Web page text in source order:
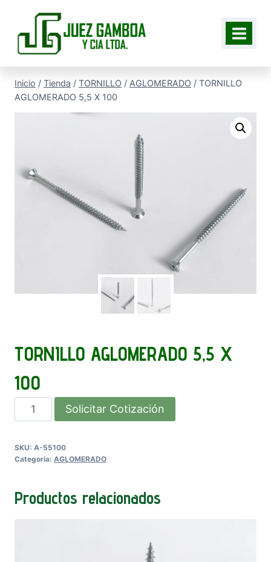
contenido
Inicio / Tienda / TORNILLO / AGLOMERADO / TORNILLO
AGLOMERADO 5,5 X 100
TORNILLO AGLOMERADO 5,5 X
100
TORNILLO
AGLOMERADO
X
Solicitar Cotización
SKU: A-55100
Categoría: AGLOMERADO
Productos relacionados